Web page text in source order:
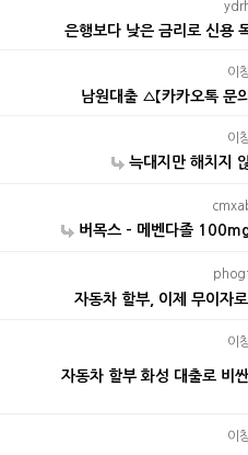
은행보다 낮은 금리로 신용
이
남원대출 ▵【카카오톡 문
이
늑대지만 해치지
버목스 - 메벤다졸
자동차 할부, 이제 무이자
이
자동차 할부 화성 대출로
이